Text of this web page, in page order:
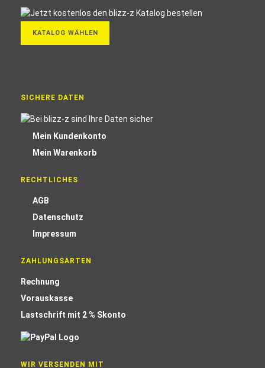
KATALOG WÄHLEN
SICHERE DATEN
Mein Kundenkonto
Mein Warenkorb
RECHTLICHES
AGB
Datenschutz
Impressum
ZAHLUNGSARTEN
Rechnung
Vorauskasse
Lastschrift mit 2 % Skonto
WIR VERSENDEN MIT